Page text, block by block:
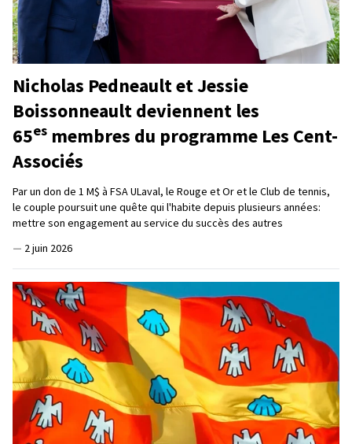
Nicholas Pedneault et Jessie
Boissonneault deviennent les
65es membres du programme Les Cent-
Associés
Par un don de 1 M$ à FSA ULaval, le Rouge et Or et le Club de tennis,
le couple poursuit une quête qui l'habite depuis plusieurs années:
mettre son engagement au service du succès des autres
— 2 juin 2026